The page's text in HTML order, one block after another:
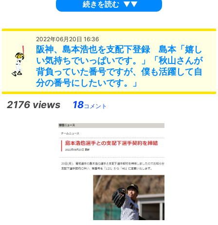
続きを読む ▼▼
2022年06月20日 16:36
阪神、島本浩也を支配下登録 島本「嬉し
い気持ちでいっぱいです。」「秋山さんが
背負っていた番号ですが、僕も活躍して自
分の番号にしたいです。」
2176 views 18コメント